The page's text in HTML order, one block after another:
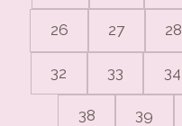
26 27 28
32 33 34
38 39